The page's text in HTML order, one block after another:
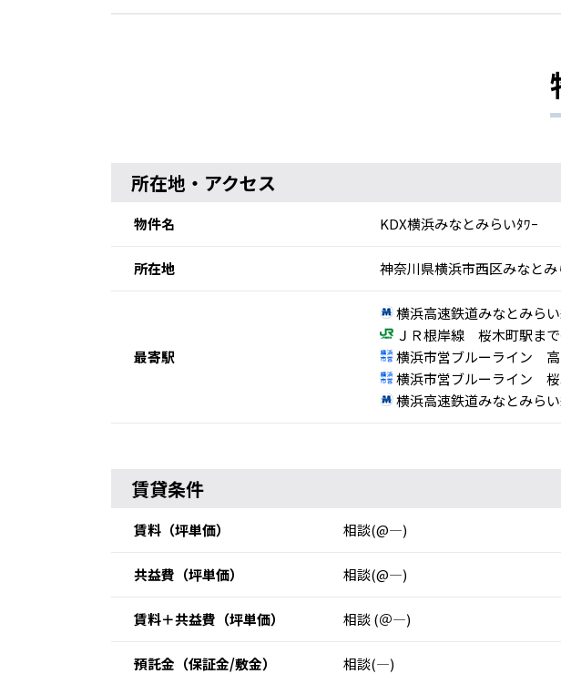
所在地・アクセス
物件名 KDX横浜みなとみらいﾀﾜｰ
所在地 神奈川県横浜市西区みなと
最寄駅
横浜高速鉄道みなとみら
ＪＲ根岸線 桜木町駅ま
横浜市営ブルーライン
横浜市営ブルーライン
横浜高速鉄道みなとみら
賃貸条件
賃料 （坪単価） 相談(@―)
共益費 （坪単価） 相談(@―)
賃料＋共益費 （坪単価） 相談 (＠―)
預託金 （保証金/敷金） 相談(―)